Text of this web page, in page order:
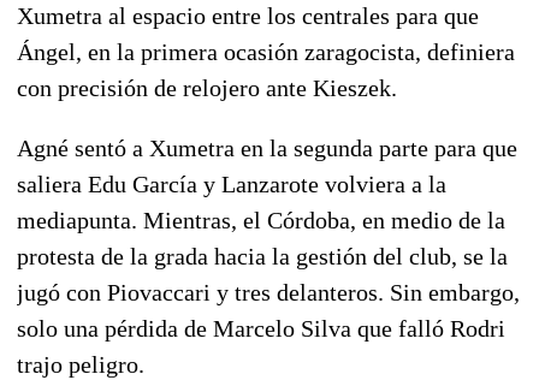
Xumetra al espacio entre los centrales para que
Ángel, en la primera ocasión zaragocista, definiera
con precisión de relojero ante Kieszek.
Agné sentó a Xumetra en la segunda parte para que
saliera Edu García y Lanzarote volviera a la
mediapunta. Mientras, el Córdoba, en medio de la
protesta de la grada hacia la gestión del club, se la
jugó con Piovaccari y tres delanteros. Sin embargo,
solo una pérdida de Marcelo Silva que falló Rodri
trajo peligro.